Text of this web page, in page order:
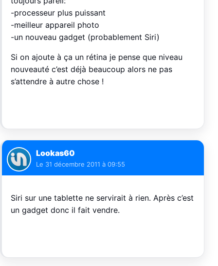
-processeur plus puissant
-meilleur appareil photo
-un nouveau gadget (probablement Siri)
Si on ajoute à ça un rétina je pense que niveau
nouveauté c’est déjà beaucoup alors ne pas
s’attendre à autre chose !
Lookas60
Le 31 décembre 2011 à 09:55
Siri sur une tablette ne servirait à rien. Après c’est
un gadget donc il fait vendre.